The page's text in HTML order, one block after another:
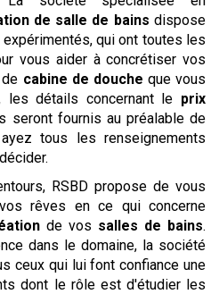
de salle de bains dispose
qui ont toutes les
vous aider à concrétiser vos
cabine de douche que vous
les détails concernant le prix
seront fournis au préalable de
tous les renseignements
RSBD propose de vous
rêves en ce qui concerne
de vos salles de bains.
dans le domaine, la société
ceux qui lui font confiance une
dont le rôle est d'étudier les